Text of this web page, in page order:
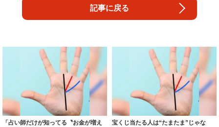
記事に戻る
「占い師だけが知ってる〝お金が増え
宝くじ当たる人は“たまたま”じゃな